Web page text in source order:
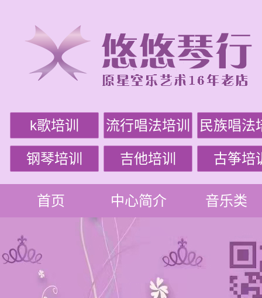
k歌培训 流行唱法培训 民族唱法
钢琴培训 吉他培训 古筝培
首页 中心简介 音乐类